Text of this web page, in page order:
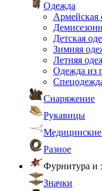
Одежда
Армейская
Детская
Зимняя
Летняя
Одежда из
Снаряжение
Рукавицы
Разное
Фурнитура и
Значки